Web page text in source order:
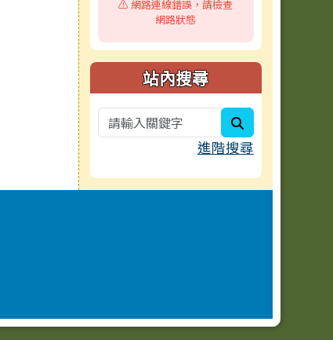
⚠️ 網路連線錯誤，請檢查
網路狀態
站內搜尋
進階搜尋